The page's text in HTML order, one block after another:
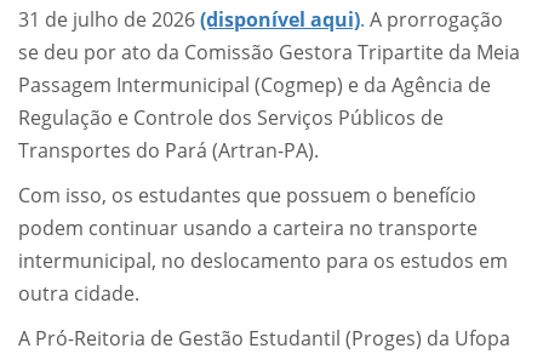
31 de julho de 2026(disponível aqui). A prorrogação
se deu por ato da Comissão Gestora Tripartite da Meia
Passagem Intermunicipal (Cogmep) e da Agência de
Regulação e Controle dos Serviços Públicos de
Transportes do Pará (Artran-PA).
Com isso, os estudantes que possuem o benefício
podem continuar usando a carteira no transporte
intermunicipal, no deslocamento para os estudos em
outra cidade.
A Pró-Reitoria de Gestão Estudantil (Proges) da Ufopa